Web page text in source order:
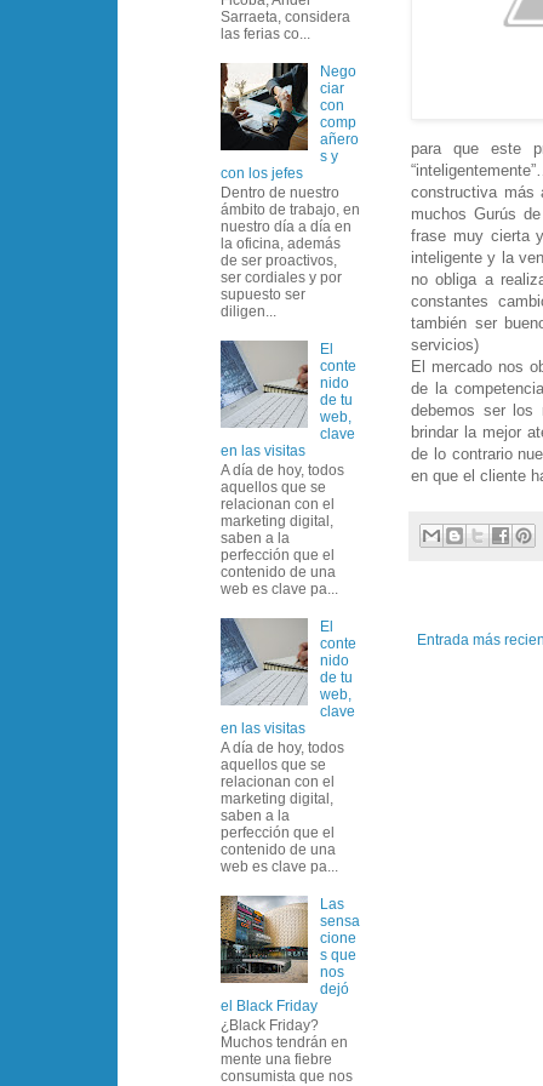
para que este
constructiva más
muchos Gurús
frase muy cierta
inteligente y la
no obliga a
constantes
también ser
servicios)
El mercado nos
de la
debemos ser los
brindar la mejor
de lo contrario
en que el cliente
Entrada más
Sarraeta, considera
las ferias co...
Nego
ciar
con
comp
añero
s y
con los jefes
Dentro de nuestro
ámbito de trabajo, en
nuestro día a día en
la oficina, además
de ser proactivos,
ser cordiales y por
supuesto ser
diligen...
El
conte
nido
de tu
web,
clave
en las visitas
A día de hoy, todos
aquellos que se
relacionan con el
marketing digital,
saben a la
perfección que el
contenido de una
web es clave pa...
El
conte
nido
de tu
web,
clave
en las visitas
A día de hoy, todos
aquellos que se
relacionan con el
marketing digital,
saben a la
perfección que el
contenido de una
web es clave pa...
Las
sensa
cione
s que
nos
dejó
el Black Friday
¿Black Friday?
Muchos tendrán en
mente una fiebre
consumista que nos